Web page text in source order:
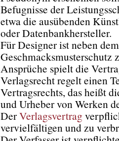
Befugnisse der
etwa die ausübenden
oder Datenbankhersteller.
Für Designer ist neben
Geschmacksmusterschutz
Ansprüche spielt die
Verlagsrecht regelt einen
Vertragsrechts, das heißt
und Urheber von Werken
DerVerlagsvertrag
vervielfältigen und zu